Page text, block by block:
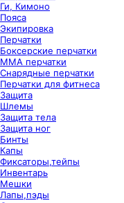
Ги, Кимоно
Пояса
Экипировка
Перчатки
Боксерские перчатки
ММА перчатки
Снарядные перчатки
Перчатки для фитнеса
Защита
Шлемы
Защита тела
Защита ног
Бинты
Капы
Фиксаторы,тейпы
Инвентарь
Мешки
Лапы,пэды